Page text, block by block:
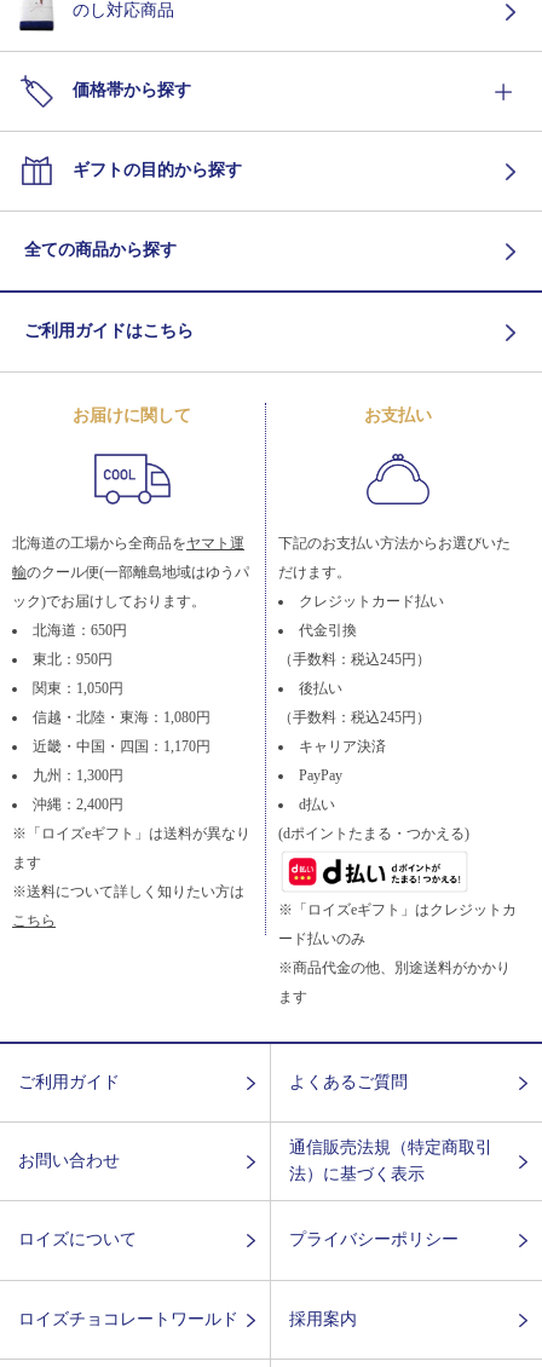
のし対応商品
価格帯から探す
ギフトの目的から探す
全ての商品から探す
ご利用ガイドはこちら
お届けに関して
北海道の工場から全商品をヤマト運
輸のクール便(一部離島地域はゆうパ
ック)でお届けしております。
北海道：650円
東北：950円
関東：1,050円
信越・北陸・東海：1,080円
近畿・中国・四国：1,170円
九州：1,300円
沖縄：2,400円
※「ロイズeギフト」は送料が異なり
ます
※送料について詳しく知りたい方は
こちら
お支払い
下記のお支払い方法からお選びいた
だけます。
クレジットカード払い
代金引換
（手数料：税込245円）
後払い
（手数料：税込245円）
キャリア決済
PayPay
d払い
(dポイントたまる・つかえる)
※「ロイズeギフト」はクレジットカ
ード払いのみ
※商品代金の他、別途送料がかかり
ます
ご利用ガイド よくあるご質問
お問い合わせ
通信販売法規（特定商取引
法）に基づく表示
ロイズについて プライバシーポリシー
ロイズチョコレートワールド 採用案内